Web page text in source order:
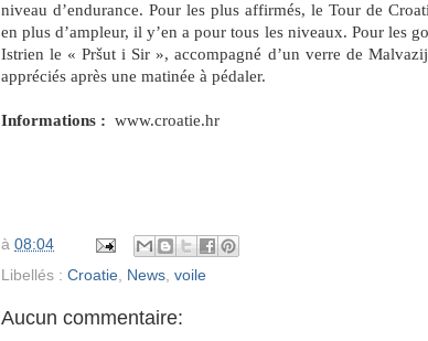
niveau d’endurance. Pour les plus affirmés, le Tour de
en plus d’ampleur, il y’en a pour tous les niveaux. Pour les
Istrien le « Pršut i Sir », accompagné d’un verre de
appréciés après une matinée à pédaler.
Informations : www.croatie.hr
à 08:04
Libellés : Croatie News voile
Aucun commentaire: